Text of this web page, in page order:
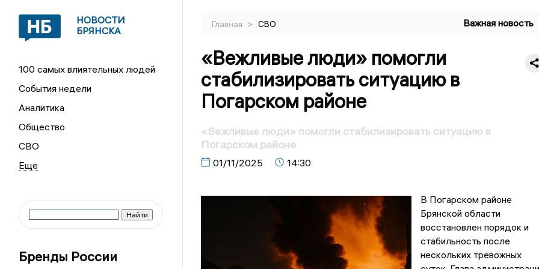
НОВОСТИ
БРЯНСКА
100 самых влиятельных людей
События недели
Аналитика
Общество
СВО
Бренды России
Главная > СВО Важная новость
«Вежливые люди» помогли
стабилизировать ситуацию в
Погарском районе
«Вежливые люди» помогли стабилизировать ситуацию в
Погарском районе
01/11/2025 14:30
В Погарском районе
Брянской области
восстановлен порядок и
стабильность после
нескольких тревожных